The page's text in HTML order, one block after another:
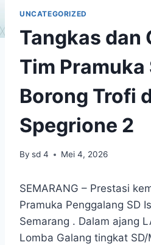
UNCATEGORIZED
Tangkas dan
Tim Pramuka
Borong Trofi
Spegrione 2
By sd 4 Mei 4, 2026
SEMARANG – Prestasi
Pramuka Penggalang SD
Semarang . Dalam ajang
Lomba Galang tingkat